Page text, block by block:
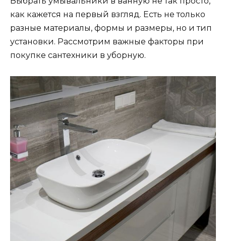
как кажется на первый взгляд. Есть не только
разные материалы, формы и размеры, но и тип
установки. Рассмотрим важные факторы при
покупке сантехники в уборную.